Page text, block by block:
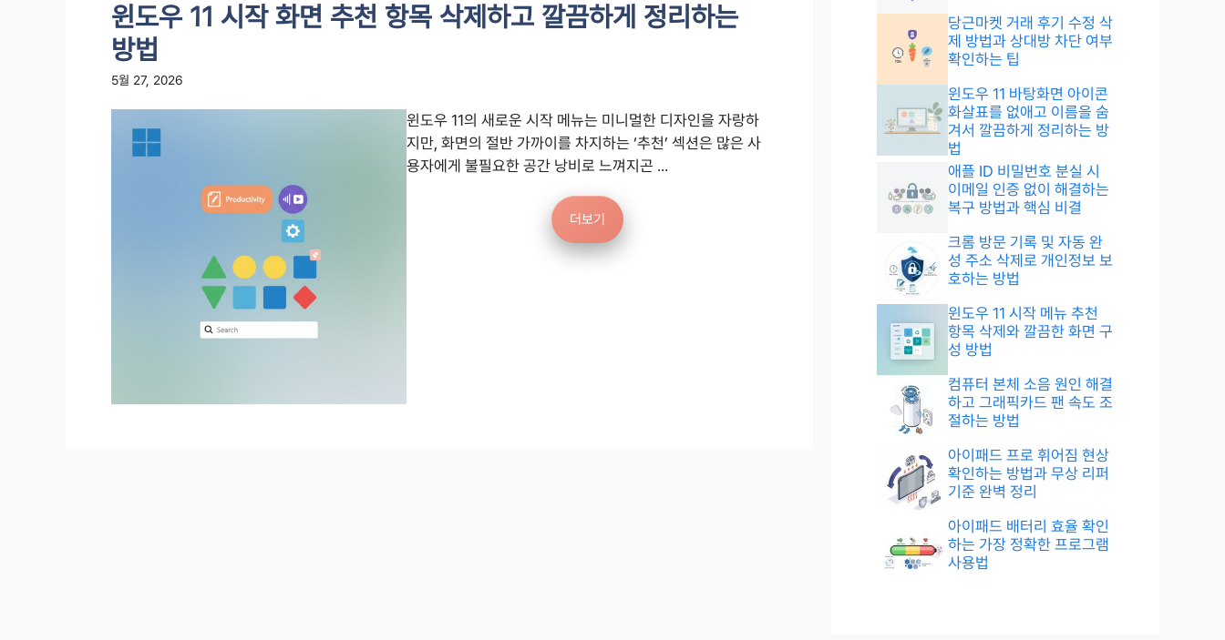
윈도우 11 시작 화면 추천 항목 삭제하고 깔끔하게 정리하는
방법
5월 27, 2026
윈도우 11의 새로운 시작 메뉴는 미니멀한 디자인을 자랑하
지만, 화면의 절반 가까이를 차지하는 ‘추천’ 섹션은 많은 사
용자에게 불필요한 공간 낭비로 느껴지곤 ...
더보기
당근마켓 거래 후기 수정 삭
제 방법과 상대방 차단 여부
확인하는 팁
윈도우 11 바탕화면 아이콘
화살표를 없애고 이름을 숨
겨서 깔끔하게 정리하는 방
법
애플 ID 비밀번호 분실 시
이메일 인증 없이 해결하는
복구 방법과 핵심 비결
크롬 방문 기록 및 자동 완
성 주소 삭제로 개인정보 보
호하는 방법
윈도우 11 시작 메뉴 추천
항목 삭제와 깔끔한 화면 구
성 방법
컴퓨터 본체 소음 원인 해결
하고 그래픽카드 팬 속도 조
절하는 방법
아이패드 프로 휘어짐 현상
확인하는 방법과 무상 리퍼
기준 완벽 정리
아이패드 배터리 효율 확인
하는 가장 정확한 프로그램
사용법